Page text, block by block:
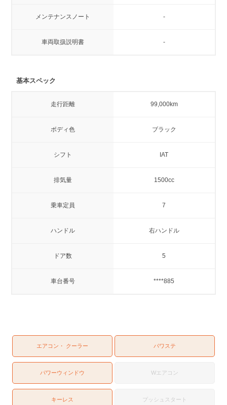
メンテナンスノート -
車両取扱説明書 -
基本スペック
走行距離 99,000km
ボディ色 ブラック
シフト IAT
排気量 1500cc
乗車定員 7
ハンドル 右ハンドル
ドア数 5
車台番号 ****885
エアコン・ クーラー パワステ
パワーウィンドウ Wエアコン
キーレス プッシュスタート